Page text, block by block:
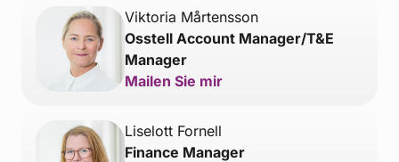
Viktoria Mårtensson
Osstell Account Manager/T&E
Manager
Mailen Sie mir
Liselott Fornell
Finance Manager